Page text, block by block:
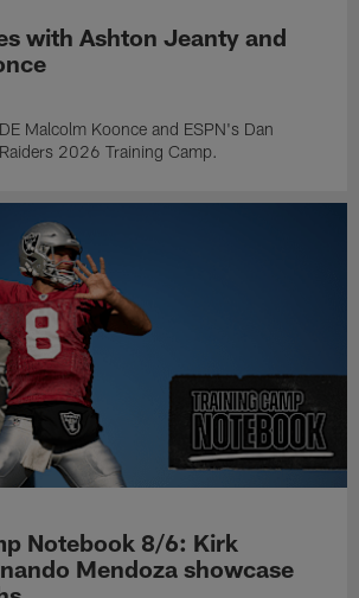
with Ashton Jeanty and
Malcolm Koonce and ESPN's Dan
2026 Training Camp.
Notebook 8/6: Kirk
Mendoza showcase